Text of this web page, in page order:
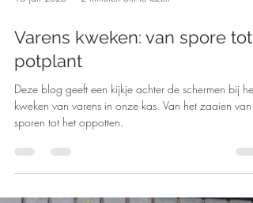
Varens kweken: van spore tot